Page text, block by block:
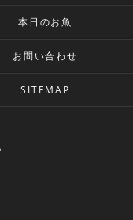
本日のお魚
お問い合わせ
SITEMAP